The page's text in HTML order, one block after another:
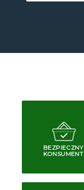
BEZPIECZNY
KONSUMENT